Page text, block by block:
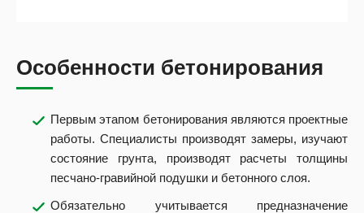
Особенности бетонирования
Первым этапом бетонирования являются проектные
работы. Специалисты производят замеры, изучают
состояние грунта, производят расчеты толщины
песчано-гравийной подушки и бетонного слоя.
Обязательно учитывается предназначение